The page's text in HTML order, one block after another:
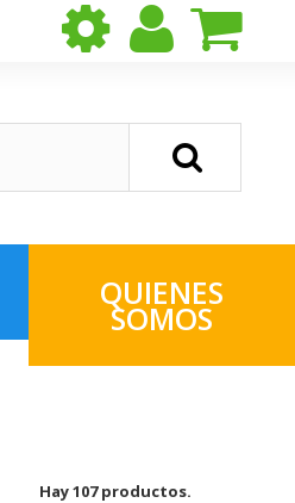
QUIENES
SOMOS
Hay 107 productos.